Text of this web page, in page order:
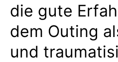
die gute
dem Outing
und